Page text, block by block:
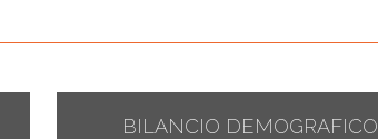
BILANCIO DEMOGRAFICO